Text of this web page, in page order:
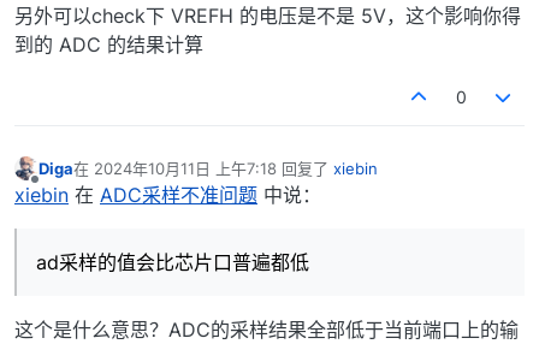
另外可以check下 VREFH 的电压是不是 5V，这个影响你得
到的 ADC 的结果计算
0
离线
Diga在 2024年10月11日 上午7:18 回复了 xiebin
最后由 编辑
xiebin 在 ADC采样不准问题 中说：
ad采样的值会比芯片口普遍都低
这个是什么意思？ADC的采样结果全部低于当前端口上的输